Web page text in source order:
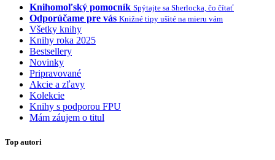
Knihomoľský pomocník Spýtajte sa Sherlocka, čo čítať
Odporúčame pre vás Knižné tipy ušité na mieru vám
Všetky knihy
Knihy roka 2025
Bestsellery
Novinky
Pripravované
Akcie a zľavy
Kolekcie
Knihy s podporou FPU
Mám záujem o titul
Top autori